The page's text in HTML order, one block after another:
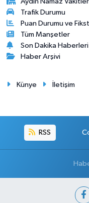
Trafik Durumu
Puan Durumu ve
Tüm Manşetler
Son Dakika Haberleri
Haber Arşivi
Künye İletişim
RSS